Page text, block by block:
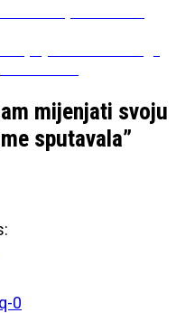
mijenjati svoju
sputavala”
0